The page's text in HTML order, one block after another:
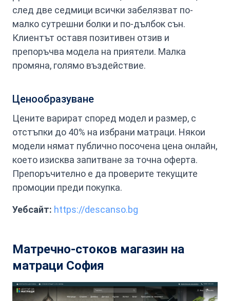
след две седмици всички забелязват по-
малко сутрешни болки и по-дълбок сън.
Клиентът оставя позитивен отзив и
препоръчва модела на приятели. Малка
промяна, голямо въздействие.
Ценообразуване
Цените варират според модел и размер, с
отстъпки до 40% на избрани матраци. Някои
модели нямат публично посочена цена онлайн,
което изисква запитване за точна оферта.
Препоръчително е да проверите текущите
промоции преди покупка.
Уебсайт: https://descanso.bg
Матречно-стоков магазин на
матраци София